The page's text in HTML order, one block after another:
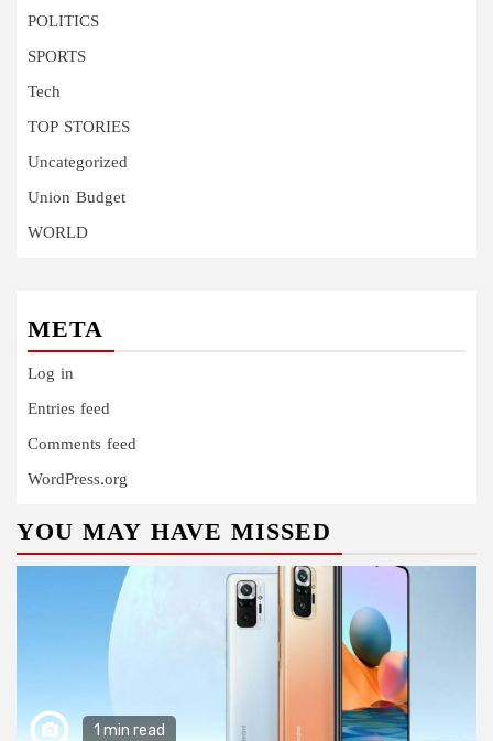
POLITICS
SPORTS
Tech
TOP STORIES
Uncategorized
Union Budget
WORLD
META
Log in
Entries feed
Comments feed
WordPress.org
YOU MAY HAVE MISSED
1 min read